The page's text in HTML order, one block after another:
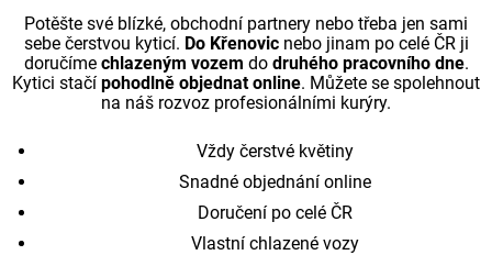
Potěšte své blízké, obchodní partnery nebo třeba jen sami
sebe čerstvou kyticí. Do Křenovicnebo jinam po celé ČR ji
doručíme chlazeným vozem do druhého pracovního dne.
Kytici stačí pohodlně objednat online. Můžete se spolehnout
na náš rozvoz profesionálními kurýry.
Vždy čerstvé květiny
Snadné objednání online
Doručení po celé ČR
Vlastní chlazené vozy